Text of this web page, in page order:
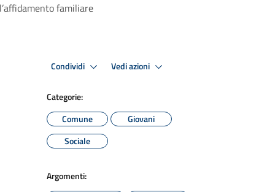
familiare
Condividi Vedi azioni
Categorie:
Comune
Giovani
Sociale
Argomenti: